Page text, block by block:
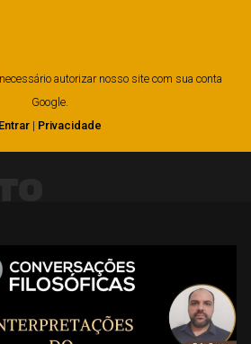
autorizar nosso site com sua conta
Google.
Entrar| Privacidade